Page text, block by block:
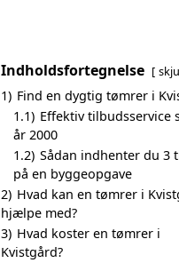
Indholdsfortegnelse
1) Find en dygtig tømrer i
1.1) Effektiv tilbudsservice
år 2000
1.2) Sådan indhenter du 3
på en byggeopgave
2) Hvad kan en tømrer i
hjælpe med?
3) Hvad koster en tømrer i
Kvistgård?